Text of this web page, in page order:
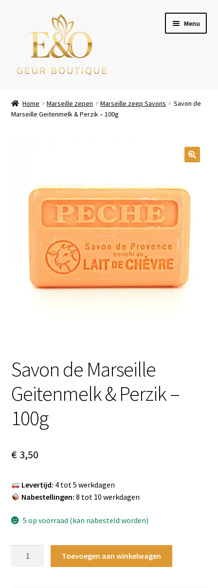
navigatie
inhoud
Menu
Winkel
Winkelwagen
Contactgegevens
Afspraak maken
Home Marseille zepen Marseille zeep Savons
Savon de
Marseille Geitenmelk & Perzik – 100g
Savon de Marseille
Geitenmelk & Perzik –
100g
€3,50
Levertijd: 4 tot 5 werkdagen
Nabestellingen: 8 tot 10 werkdagen
5 op voorraad (kan nabesteld worden)
Toevoegen aan winkelwagen